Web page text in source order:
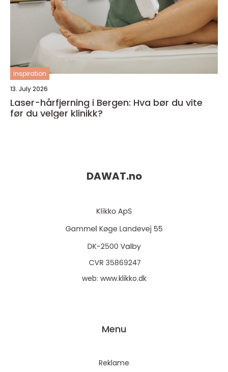
inspiration
13. July 2026
Laser-hårfjerning i Bergen: Hva bør du vite
før du velger klinikk?
DAWAT.no
web: www.klikko.dk
Menu
Reklame